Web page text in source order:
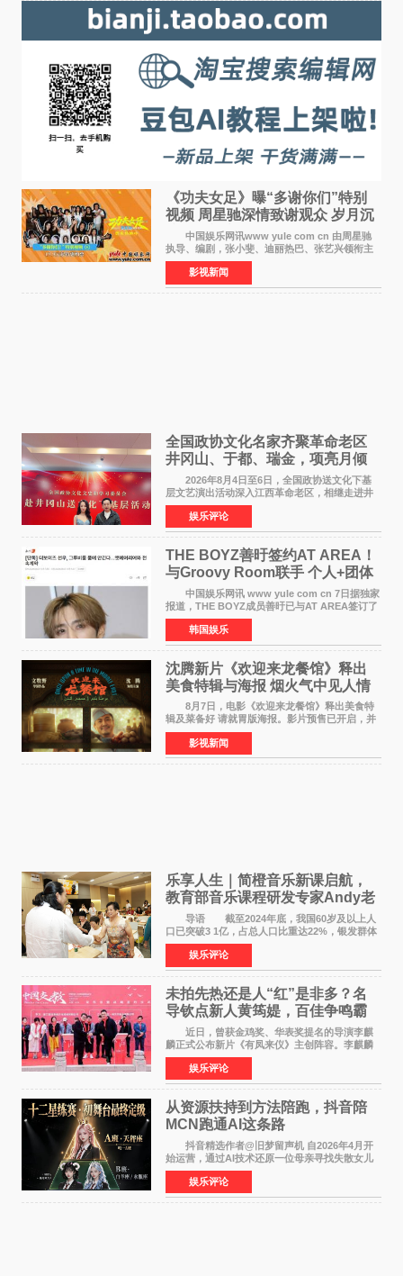
《功夫女足》曝“多谢你们”特别
视频 周星驰深情致谢观众 岁月沉
淀不灭初心
中国娱乐网讯www yule com cn 由周星驰
执导、编剧，张小斐、迪丽热巴、张艺兴领衔主
演，刘嘉玲、佐藤健特别出演，艾米、雪野、蔡
思贝、胡予安、倪好特别介绍的喜剧电影《功夫
女足》释出多谢你
影视新闻
全国政协文化名家齐聚革命老区
井冈山、于都、瑞金，项亮月倾
情献唱《桃花谣》致敬红色沃土
2026年8月4日至6日，全国政协送文化下基
层文艺演出活动深入江西革命老区，相继走进井
冈山、于都长征出发地、瑞金三地。由全国政协
文化文史和学习委员会副主任、甘肃省政协原主
席欧阳坚率团，一
娱乐评论
THE BOYZ善旴签约AT AREA！
与Groovy Room联手 个人+团体
活动并行
中国娱乐网讯 www yule com cn 7日据独家
报道，THE BOYZ成员善旴已与AT AREA签订了
专属合约。AT AREA是由知名制作人组合
Groovy Room创立的hip-hop厂牌，旗下拥有多
位实力派音乐人，在韩
韩国娱乐
沈腾新片《欢迎来龙餐馆》释出
美食特辑与海报 烟火气中见人情
温暖
8月7日，电影《欢迎来龙餐馆》释出美食特
辑及菜备好 请就胃版海报。影片预售已开启，并
将于8月8日至10日14:00-21:00举行全国超前点
映。电影《欢迎来龙餐馆》作为战争美食喜剧大
片，讲述了中国
影视新闻
乐享人生｜简橙音乐新课启航，
教育部音乐课程研发专家Andy老
师重磅入驻领航银龄琴声
导语 截至2024年底，我国60岁及以上人
口已突破3 1亿，占总人口比重达22%，银发群体
的精神文化需求日益凸显。2024年1月，国务院办
公厅印发《关于发展银发经济增进老年人福祉的
意见》——这是
娱乐评论
未拍先热还是人“红”是非多？名
导钦点新人黄筠媞，百佳争鸣霸
气回应
近日，曾获金鸡奖、华表奖提名的导演李麒
麟正式公布新片《有凤来仪》主创阵容。李麒麟
早年凭电影《华容道》获得金鸡奖、华表奖提
名，此后长期参与国内外电影制作，其担任制片
人参与的作品亦曾
娱乐评论
从资源扶持到方法陪跑，抖音陪
MCN跑通AI这条路
抖音精选作者@旧梦留声机 自2026年4月开
始运营，通过AI技术还原一位母亲寻找失散女儿
的故事，凭借强情感表达获得大量用户关注，发
布仅21小时便获得超1亿曝光、超1000万互动。
此后，账号持续沿
娱乐评论